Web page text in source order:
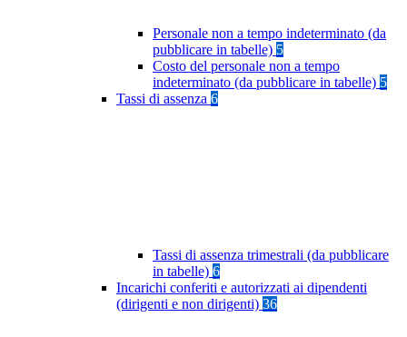
Personale non a tempo indeterminato (da
pubblicare in tabelle) 5
Costo del personale non a tempo
indeterminato (da pubblicare in tabelle) 5
Tassi di assenza 6
Tassi di assenza trimestrali (da pubblicare
in tabelle) 6
Incarichi conferiti e autorizzati ai dipendenti
(dirigenti e non dirigenti) 36